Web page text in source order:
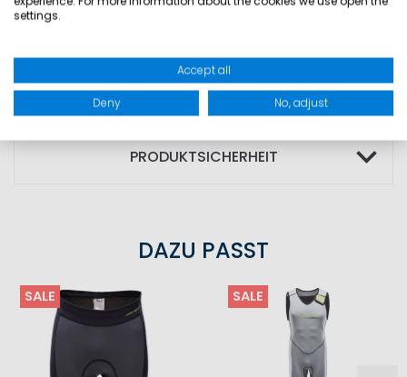
PRODUKTSICHERHEIT
DAZU PASST
SALE SALE
settings.
Accept all
Deny No, adjust